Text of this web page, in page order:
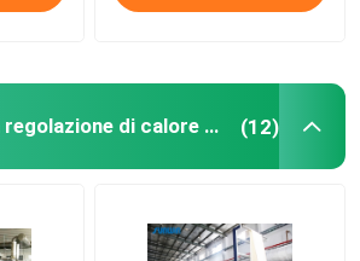
Macchina della regolazione di calore del tessuto (12)